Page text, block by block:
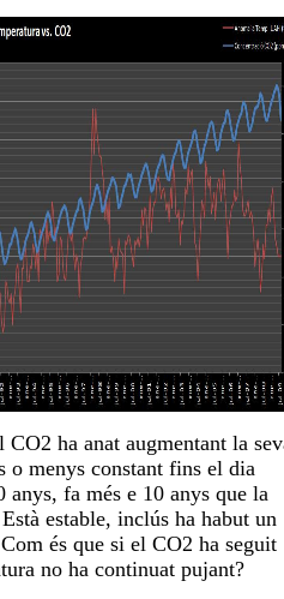
ha anat augmentant la
o menys constant fins el dia
fa més e 10 anys que la
estable, inclús ha habut un
és que si el CO2 ha seguit
no ha continuat pujant?